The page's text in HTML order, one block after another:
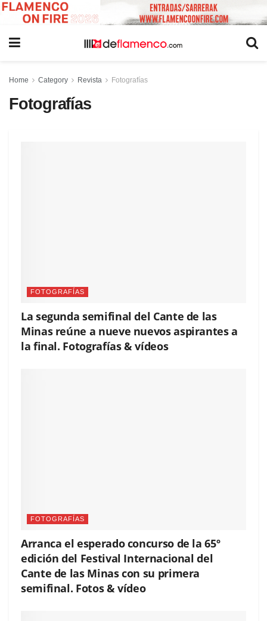
Home Category Revista Fotografías
Fotografías
FOTOGRAFÍAS
La segunda semifinal del Cante de las
Minas reúne a nueve nuevos aspirantes a
la final. Fotografías & vídeos
FOTOGRAFÍAS
Arranca el esperado concurso de la 65º
edición del Festival Internacional del
Cante de las Minas con su primera
semifinal. Fotos & vídeo